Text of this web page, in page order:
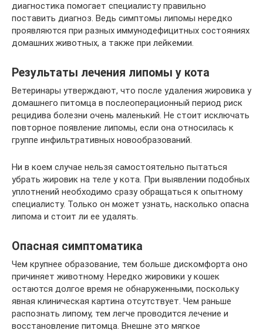
диагностика помогает специалисту правильно
поставить диагноз. Ведь симптомы липомы нередко
проявляются при разных иммунодефицитных состояниях
домашних животных, а также при лейкемии.
Результаты лечения липомы у кота
Ветеринары утверждают, что после удаления жировика у
домашнего питомца в послеоперационный период риск
рецидива болезни очень маленький. Не стоит исключать
повторное появление липомы, если она относилась к
группе инфильтративных новообразований.
Ни в коем случае нельзя самостоятельно пытаться
убрать жировик на теле у кота. При выявлении подобных
уплотнений необходимо сразу обращаться к опытному
специалисту. Только он может узнать, насколько опасна
липома и стоит ли ее удалять.
Опасная симптоматика
Чем крупнее образование, тем больше дискомфорта оно
причиняет животному. Нередко жировики у кошек
остаются долгое время не обнаруженными, поскольку
явная клиническая картина отсутствует. Чем раньше
распознать липому, тем легче проводится лечение и
восстановление питомца. Внешне это мягкое